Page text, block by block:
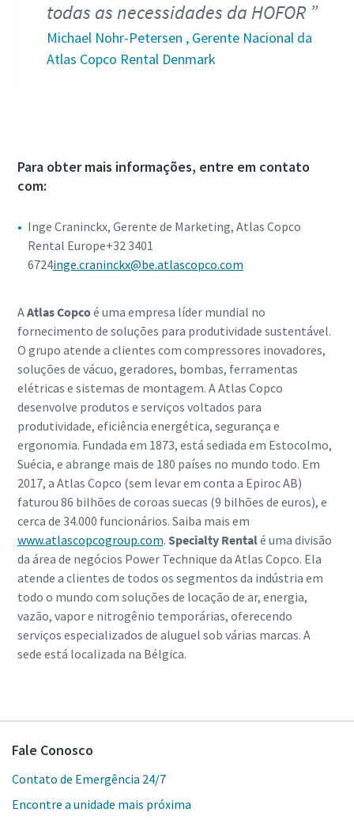
todas as necessidades da HOFOR
Michael Nohr-Petersen , Gerente Nacional da
Atlas Copco Rental Denmark
Para obter mais informações, entre em contato
com:
Inge Craninckx, Gerente de Marketing, Atlas Copco
Rental Europe+32 3401
6724inge.craninckx@be.atlascopco.com
AAtlas Copcoé uma empresa líder mundial no
fornecimento de soluções para produtividade sustentável.
O grupo atende a clientes com compressores inovadores,
soluções de vácuo, geradores, bombas, ferramentas
elétricas e sistemas de montagem. A Atlas Copco
desenvolve produtos e serviços voltados para
produtividade, eficiência energética, segurança e
ergonomia. Fundada em 1873, está sediada em Estocolmo,
Suécia, e abrange mais de 180 países no mundo todo. Em
2017, a Atlas Copco (sem levar em conta a Epiroc AB)
faturou 86 bilhões de coroas suecas (9 bilhões de euros), e
cerca de 34.000 funcionários. Saiba mais em
www.atlascopcogroup.com. Specialty Rentalé uma divisão
da área de negócios Power Technique da Atlas Copco. Ela
atende a clientes de todos os segmentos da indústria em
todo o mundo com soluções de locação de ar, energia,
vazão, vapor e nitrogênio temporárias, oferecendo
serviços especializados de aluguel sob várias marcas. A
sede está localizada na Bélgica.
Fale Conosco
Contato de Emergência 24/7
Encontre a unidade mais próxima